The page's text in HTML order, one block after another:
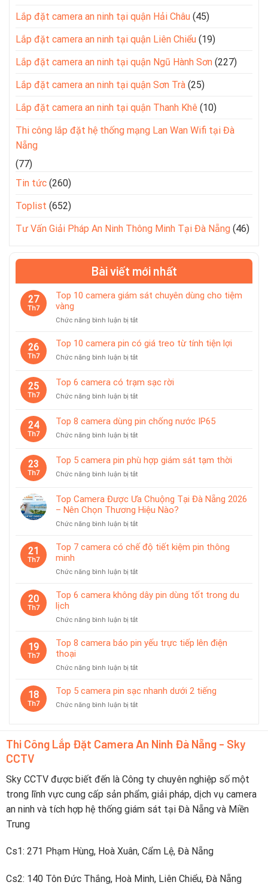
Lắp đặt camera an ninh tại quận Hải Châu (45)
Lắp đặt camera an ninh tại quận Liên Chiểu (19)
Lắp đặt camera an ninh tại quận Ngũ Hành Sơn (227)
Lắp đặt camera an ninh tại quận Sơn Trà (25)
Lắp đặt camera an ninh tại quận Thanh Khê (10)
Thi công lắp đặt hệ thống mạng Lan Wan Wifi tại Đà
Nẵng
(77)
Tin tức (260)
Toplist (652)
Tư Vấn Giải Pháp An Ninh Thông Minh Tại Đà Nẵng (46)
Bài viết mới nhất
27
Th7
Top 10 camera giám sát chuyên dùng cho tiệm
vàng
Chức năng bình luận bị tắtở
10
camera
giám
chuyên
cho
vàng
26
Th7
Top 10 camera pin có giá treo từ tính tiện lợi
Chức năng bình luận bị tắtở
camera
pin
giá
từ
tiện
25
Th7
Top 6 camera có trạm sạc rời
Chức năng bình luận bị tắtở
6
camera
có
sạc
24
Th7
Top 8 camera dùng pin chống nước IP65
Chức năng bình luận bị tắtở
8
camera
dùng
chống
nước
IP65
23
Th7
Top 5 camera pin phù hợp giám sát tạm thời
Chức năng bình luận bị tắtở
5
camera
pin
phù
giám
thời
Top Camera Được Ưa Chuộng Tại Đà Nẵng 2026
– Nên Chọn Thương Hiệu Nào?
Chức năng bình luận bị tắtở
Camera
Được
Chuộng
Đà
Chọn
Hiệu
21
Th7
Top 7 camera có chế độ tiết kiệm pin thông
minh
Chức năng bình luận bị tắtở
camera
chế
tiết
20
Th7
Top 6 camera không dây pin dùng tốt trong du
lịch
Chức năng bình luận bị tắtở
6
camera
dây
dùng
19
Th7
Top 8 camera báo pin yếu trực tiếp lên điện
thoại
Chức năng bình luận bị tắtở
8
báo
trực
tiếp
thoại
18
Th7
Top 5 camera pin sạc nhanh dưới 2 tiếng
Chức năng bình luận bị tắtở
pin
dưới
2
tiếng
Thi Công Lắp Đặt Camera An Ninh Đà Nẵng - Sky
CCTV
Sky CCTV được biết đến là Công ty chuyên nghiệp số một
trong lĩnh vực cung cấp sản phẩm, giải pháp, dịch vụ camera
an ninh và tích hợp hệ thống giám sát tại Đà Nẵng và Miền
Trung
Cs1: 271 Phạm Hùng, Hoà Xuân, Cẩm Lệ, Đà Nẵng
Cs2: 140 Tôn Đức Thắng, Hoà Minh, Liên Chiểu, Đà Nẵng